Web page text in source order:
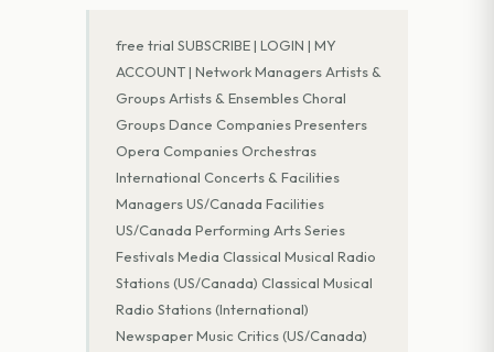
free trial SUBSCRIBE | LOGIN | MY
ACCOUNT | Network Managers Artists &
Groups Artists & Ensembles Choral
Groups Dance Companies Presenters
Opera Companies Orchestras
International Concerts & Facilities
Managers US/Canada Facilities
US/Canada Performing Arts Series
Festivals Media Classical Musical Radio
Stations (US/Canada) Classical Musical
Radio Stations (International)
Newspaper Music Critics (US/Canada)